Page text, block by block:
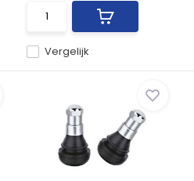
Vergelijk